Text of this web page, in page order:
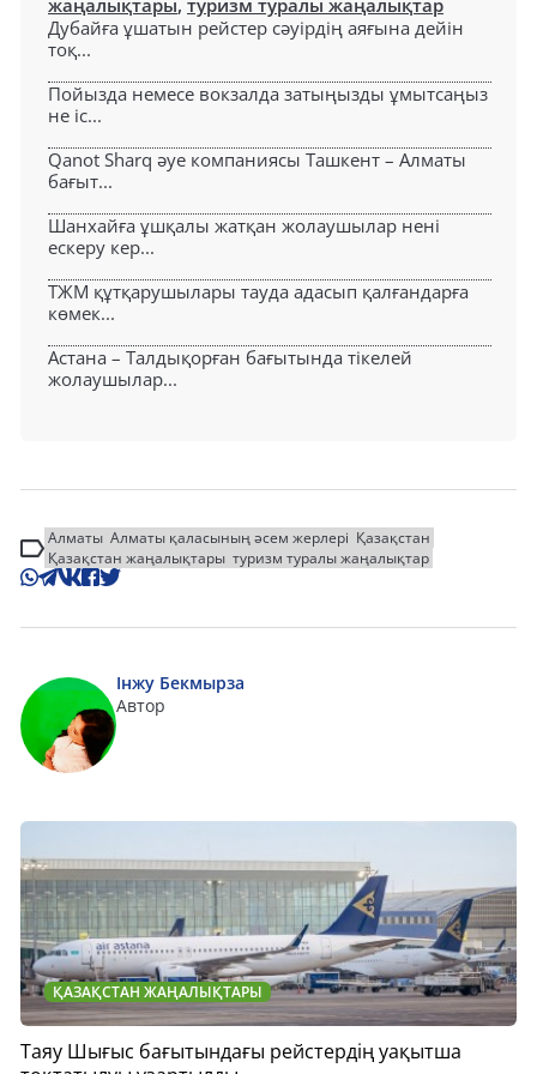
жаңалықтары, туризм туралы жаңалықтар
Дубайға ұшатын рейстер сәуірдің аяғына дейін
тоқ...
Пойызда немесе вокзалда затыңызды ұмытсаңыз
не іс...
Qanot Sharq әуе компаниясы Ташкент – Алматы
бағыт...
Шанхайға ұшқалы жатқан жолаушылар нені
ескеру кер...
ТЖМ құтқарушылары тауда адасып қалғандарға
көмек...
Астана – Талдықорған бағытында тікелей
жолаушылар...
Алматы Алматы қаласының әсем жерлері Қазақстан
Қазақстан жаңалықтары туризм туралы жаңалықтар
Інжу Бекмырза
Автор
ҚАЗАҚСТАН ЖАҢАЛЫҚТАРЫ
Таяу Шығыс бағытындағы рейстердің уақытша